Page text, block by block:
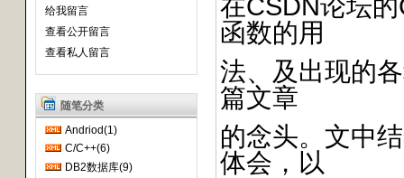
给我留言
查看公开留言
查看私人留言
随笔分类
Andriod(1)
C/C++(6)
DB2数据库(9)
函数的用
法、及出现的
篇文章
的念头。文中
体会，以